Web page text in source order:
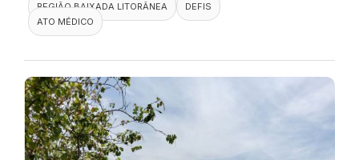
REGIÃO BAIXADA LITORÂNEA
DEFIS
ATO MÉDICO